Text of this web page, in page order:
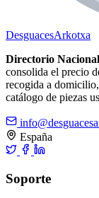
DesguacesArkotxa
Directorio
consolida el precio
recogida a
catálogo de piezas
España
Soporte